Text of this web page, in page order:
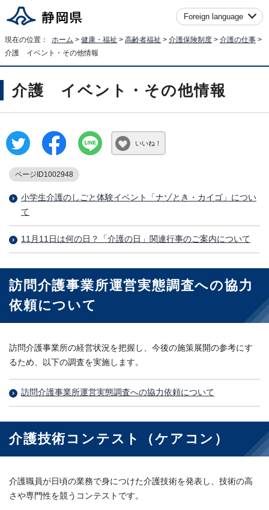
Foreign language
現在の位置： ホーム > 健康・福祉 > 高齢者福祉 > 介護保険制度 > 介護の仕事 >
介護 イベント・その他情報
介護 イベント・その他情報
いいね！
ページID1002948
小学生介護のしごと体験イベント「ナゾとき・カイゴ」につい
て
11月11日は何の日？「介護の日」関連行事のご案内について
訪問介護事業所運営実態調査への協力
依頼について
訪問介護事業所の経営状況を把握し、今後の施策展開の参考にす
るため、以下の調査を実施します。
訪問介護事業所運営実態調査への協力依頼について
介護技術コンテスト（ケアコン）
介護職員が日頃の業務で身につけた介護技術を発表し、技術の高
さや専門性を競うコンテストです。